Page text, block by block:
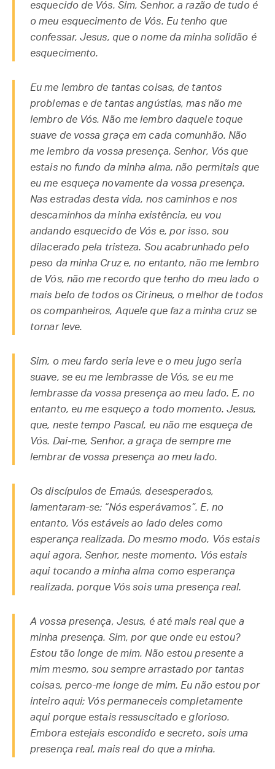
esquecido de Vós. Sim, Senhor, a razão de tudo é
o meu esquecimento de Vós. Eu tenho que
confessar, Jesus, que o nome da minha solidão é
esquecimento.
Eu me lembro de tantas coisas, de tantos
problemas e de tantas angústias, mas não me
lembro de Vós. Não me lembro daquele toque
suave de vossa graça em cada comunhão. Não
me lembro da vossa presença. Senhor, Vós que
estais no fundo da minha alma, não permitais que
eu me esqueça novamente da vossa presença.
Nas estradas desta vida, nos caminhos e nos
descaminhos da minha existência, eu vou
andando esquecido de Vós e, por isso, sou
dilacerado pela tristeza. Sou acabrunhado pelo
peso da minha Cruz e, no entanto, não me lembro
de Vós, não me recordo que tenho do meu lado o
mais belo de todos os Cirineus, o melhor de todos
os companheiros, Aquele que faz a minha cruz se
tornar leve.
Sim, o meu fardo seria leve e o meu jugo seria
suave, se eu me lembrasse de Vós, se eu me
lembrasse da vossa presença ao meu lado. E, no
entanto, eu me esqueço a todo momento. Jesus,
que, neste tempo Pascal, eu não me esqueça de
Vós. Dai-me, Senhor, a graça de sempre me
lembrar de vossa presença ao meu lado.
Os discípulos de Emaús, desesperados,
lamentaram-se: “Nós esperávamos”. E, no
entanto, Vós estáveis ao lado deles como
esperança realizada. Do mesmo modo, Vós estais
aqui agora, Senhor, neste momento. Vós estais
aqui tocando a minha alma como esperança
realizada, porque Vós sois uma presença real.
A vossa presença, Jesus, é até mais real que a
minha presença. Sim, por que onde eu estou?
Estou tão longe de mim. Não estou presente a
mim mesmo, sou sempre arrastado por tantas
coisas, perco-me longe de mim. Eu não estou por
inteiro aqui; Vós permaneceis completamente
aqui porque estais ressuscitado e glorioso.
Embora estejais escondido e secreto, sois uma
presença real, mais real do que a minha.